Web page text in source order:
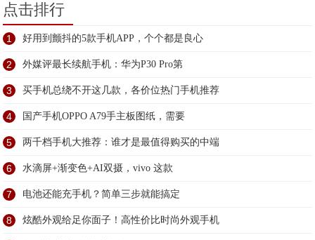
点击排行
1 好用到颤抖的5款手机APP，个个都是良心
2 外媒评最长续航手机：华为P30 Pro第
3 买手机总绕不开这几款，各价位热门手机推荐
4 国产手机OPPO A79手主板图纸，需要
5 两千档手机大推荐：谁才是最值得购买的中端
6 水滴屏+渐变色+AI双摄，vivo 这款
7 电池还能充手机？简单三步就能搞定
8 炫酷外观给足你面子！高性价比时尚外观手机